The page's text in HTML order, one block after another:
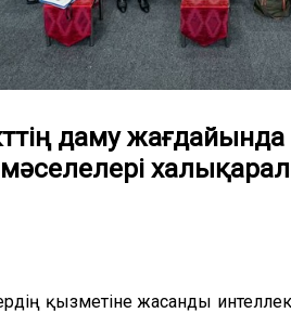
даму жағдайында
мәселелері
қызметіне жасанды